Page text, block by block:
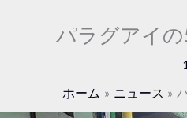
パラグアイ
ホーム
ニュース